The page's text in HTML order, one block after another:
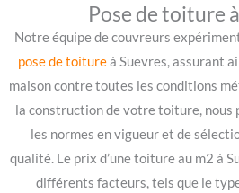
Pose de toiture
Notre équipe de couvreurs
pose de toitureà Suevres, assurant
maison contre toutes les conditions
la construction de votre toiture, nous
les normes en vigueur et de
qualité. Le prix d’une toiture au m2 à
différents facteurs, tels que le